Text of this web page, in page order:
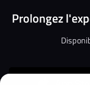
Prolongez